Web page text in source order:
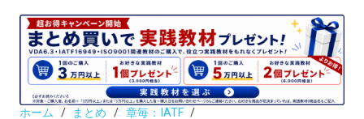
ホーム / まとめ / 章毎：IATF /